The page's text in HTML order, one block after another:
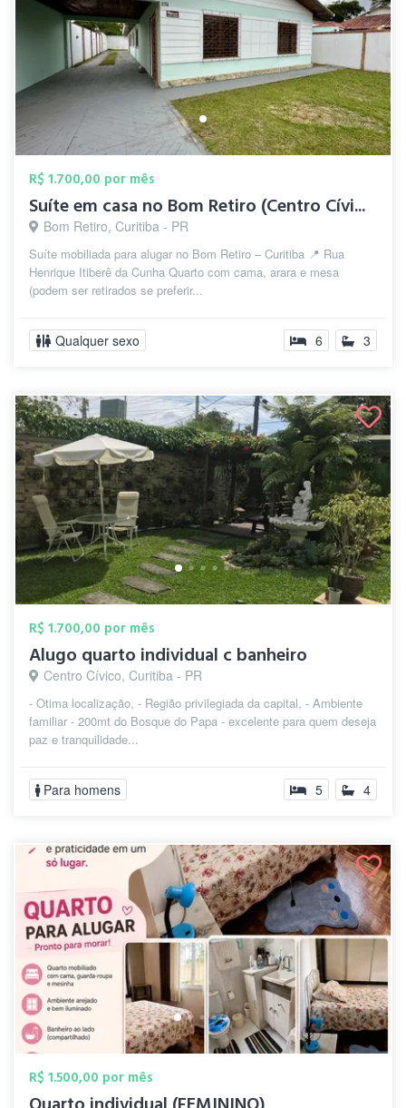
R$ 1.700,00 por mês
Suíte em casa no Bom Retiro (Centro Cívi...
Bom Retiro, Curitiba - PR
Suíte mobiliada para alugar no Bom Retiro – Curitiba 📍 Rua
Henrique Itiberê da Cunha Quarto com cama, arara e mesa
(podem ser retirados se preferir...
Qualquer sexo 6 3
R$ 1.700,00 por mês
Alugo quarto individual c banheiro
Centro Cívico, Curitiba - PR
- Otima localização, - Região privilegiada da capital, - Ambiente
familiar - 200mt do Bosque do Papa - excelente para quem deseja
paz e tranquilidade...
Para homens 5 4
R$ 1.500,00 por mês